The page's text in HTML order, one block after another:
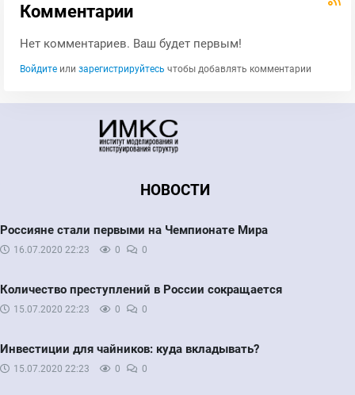
Комментарии
Нет комментариев. Ваш будет первым!
Войдите или зарегистрируйтесь чтобы добавлять комментарии
НОВОСТИ
Россияне стали первыми на Чемпионате Мира
16.07.2020 22:23 0 0
Количество преступлений в России сокращается
15.07.2020 22:23 0 0
Инвестиции для чайников: куда вкладывать?
15.07.2020 22:23 0 0